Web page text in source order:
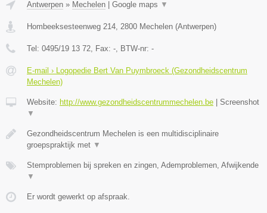
Antwerpen » Mechelen | Google maps ▼
Hombeeksesteenweg 214 2800 Mechelen (Antwerpen)
Tel: 0495/19 13 72 , Fax: - , BTW-nr: -
E-mail › Logopedie Bert Van Puymbroeck (Gezondheidscentrum
Mechelen)
Website: http://www.gezondheidscentrummechelen.be | Screenshot
▼
Gezondheidscentrum Mechelen is een multidisciplinaire
groepspraktijk met ▼
Stemproblemen bij spreken en zingen, Ademproblemen, Afwijkende
▼
Er wordt gewerkt op afspraak.